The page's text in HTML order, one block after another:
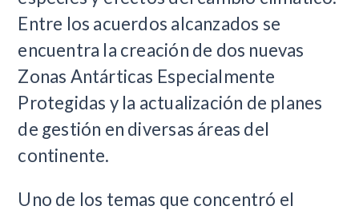
Entre los acuerdos alcanzados se
encuentra la creación de dos nuevas
Zonas Antárticas Especialmente
Protegidas y la actualización de planes
de gestión en diversas áreas del
continente.
Uno de los temas que concentró el